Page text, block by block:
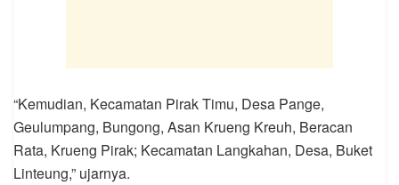
“Kemudian, Kecamatan Pirak Timu, Desa Pange,
Geulumpang, Bungong, Asan Krueng Kreuh, Beracan
Rata, Krueng Pirak; Kecamatan Langkahan, Desa, Buket
Linteung,” ujarnya.